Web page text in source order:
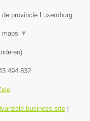
provincie Luxemburg.
maps ▼
)
|